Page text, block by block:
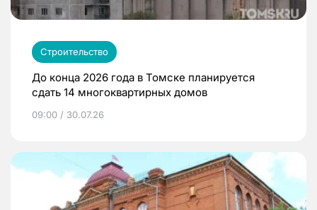
Строительство
До конца 2026 года в Томске планируется
сдать 14 многоквартирных домов
09:00 / 30.07.26